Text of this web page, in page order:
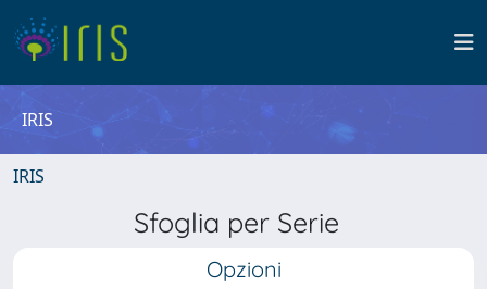
IRIS
IRIS
Sfoglia per Serie
Opzioni